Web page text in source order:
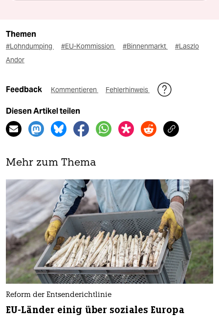
Themen
#Lohndumping #EU-Kommission #Binnenmarkt
#Laszlo
Andor
Feedback Kommentieren Fehlerhinweis
Diesen Artikel teilen
Mehr zum Thema
Reform der Entsenderichtlinie
EU-Länder einig über soziales Europa